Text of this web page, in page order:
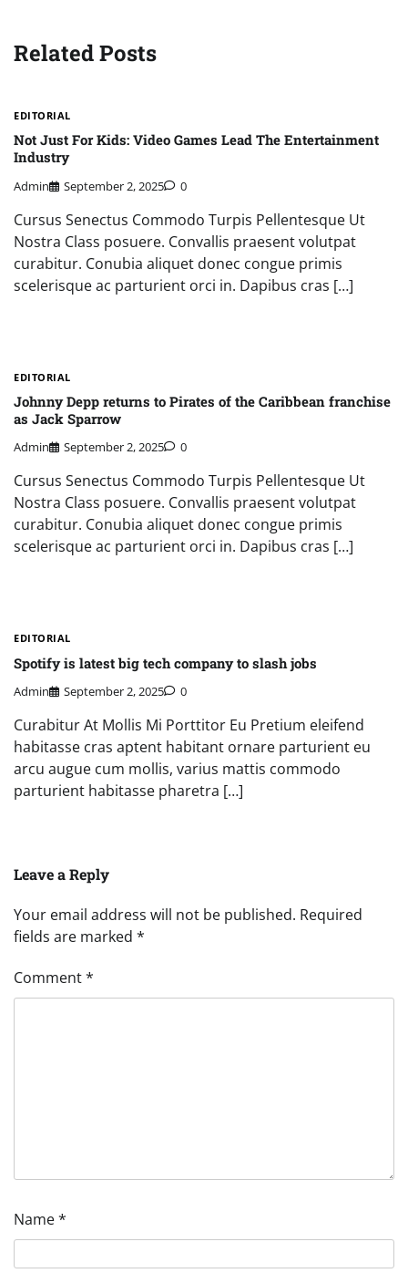
Related Posts
EDITORIAL
Not Just For Kids: Video Games Lead The Entertainment
Industry
Admin September 2, 2025 0
Cursus Senectus Commodo Turpis Pellentesque Ut
Nostra Class posuere. Convallis praesent volutpat
curabitur. Conubia aliquet donec congue primis
scelerisque ac parturient orci in. Dapibus cras […]
EDITORIAL
Johnny Depp returns to Pirates of the Caribbean franchise
as Jack Sparrow
Admin September 2, 2025 0
Cursus Senectus Commodo Turpis Pellentesque Ut
Nostra Class posuere. Convallis praesent volutpat
curabitur. Conubia aliquet donec congue primis
scelerisque ac parturient orci in. Dapibus cras […]
EDITORIAL
Spotify is latest big tech company to slash jobs
Admin September 2, 2025 0
Curabitur At Mollis Mi Porttitor Eu Pretium eleifend
habitasse cras aptent habitant ornare parturient eu
arcu augue cum mollis, varius mattis commodo
parturient habitasse pharetra […]
Leave a Reply
Your email address will not be published. Required
fields are marked *
Comment*
Name*